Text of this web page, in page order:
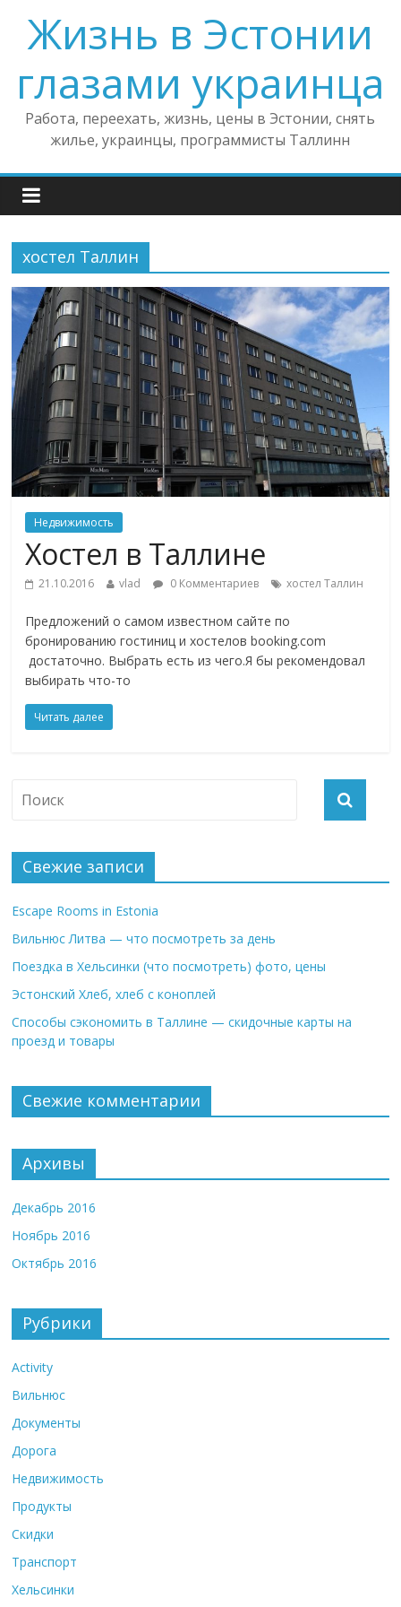
Жизнь в Эстонии
глазами украинца
Работа, переехать, жизнь, цены в Эстонии, снять
жилье, украинцы, программисты Таллинн
хостел Таллин
Недвижимость
Хостел в Таллине
21.10.2016 vlad 0 Комментариев хостел Таллин
Предложений о самом известном сайте по
бронированию гостиниц и хостелов booking.com
достаточно. Выбрать есть из чего.Я бы рекомендовал
выбирать что-то
Читать далее
Свежие записи
Escape Rooms in Estonia
Вильнюс Литва — что посмотреть за день
Поездка в Хельсинки (что посмотреть) фото, цены
Эстонский Хлеб, хлеб с коноплей
Способы сэкономить в Таллине — скидочные карты на
проезд и товары
Свежие комментарии
Архивы
Декабрь 2016
Ноябрь 2016
Октябрь 2016
Рубрики
Activity
Вильнюс
Документы
Дорога
Недвижимость
Продукты
Скидки
Транспорт
Хельсинки